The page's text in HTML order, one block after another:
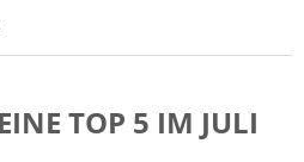
TOP 5 IM JULI